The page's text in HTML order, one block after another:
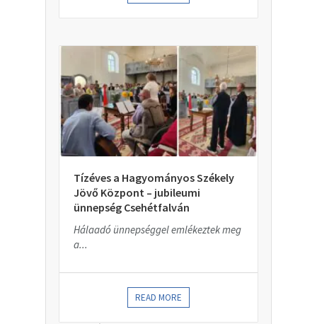
Tízéves a Hagyományos Székely
Jövő Központ – jubileumi
ünnepség Csehétfalván
Hálaadó ünnepséggel emlékeztek meg
a...
READ MORE